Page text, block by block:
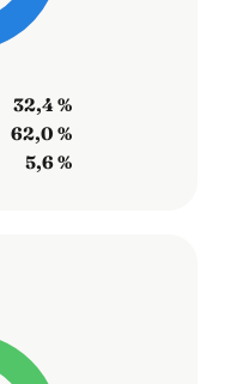
32,4 %
62,0 %
5,6 %